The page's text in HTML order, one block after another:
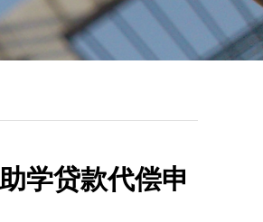
愿墙/留言板经院发展项目
经院校友项目
学贷款代偿申